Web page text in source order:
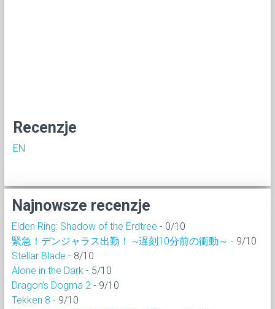
Recenzje
EN
Najnowsze recenzje
Elden Ring: Shadow of the Erdtree - 0/10
緊急！デンジャラス出勤！ ~遅刻10分前の衝動～ - 9/10
Stellar Blade - 8/10
Alone in the Dark - 5/10
Dragon’s Dogma 2 - 9/10
Tekken 8 - 9/10